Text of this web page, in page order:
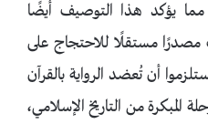
يؤكد هذا التوصيف أيضًا
مصدرًا مستقلًا للاحتجاج على
أن تُعضد الرواية بالقرآن
المبكرة من التاريخ الإسلامي،